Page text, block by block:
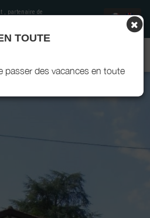
, partenaire de
ONEIX - PAYS BASQUE
TOUTE
passer des vacances en toute